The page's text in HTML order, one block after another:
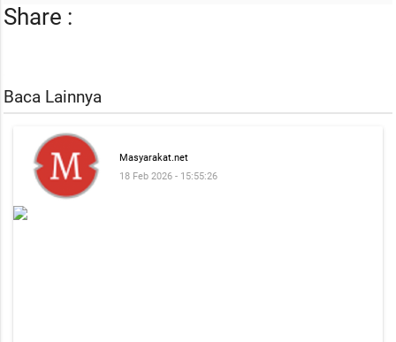
Share :
Baca Lainnya
Masyarakat.net
18 Feb 2026 - 15:55:26